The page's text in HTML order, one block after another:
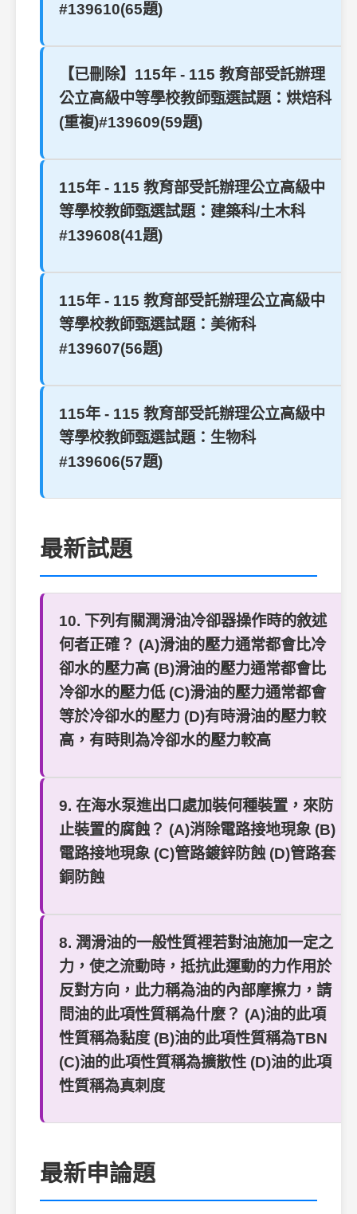
#139610(65題)
【已刪除】115年 - 115 教育部受託辦理
公立高級中等學校教師甄選試題：烘焙科
(重複)#139609(59題)
115年 - 115 教育部受託辦理公立高級中
等學校教師甄選試題：建築科/土木科
#139608(41題)
115年 - 115 教育部受託辦理公立高級中
等學校教師甄選試題：美術科
#139607(56題)
115年 - 115 教育部受託辦理公立高級中
等學校教師甄選試題：生物科
#139606(57題)
最新試題
10. 下列有關潤滑油冷卻器操作時的敘述
何者正確？ (A)滑油的壓力通常都會比冷
卻水的壓力高 (B)滑油的壓力通常都會比
冷卻水的壓力低 (C)滑油的壓力通常都會
等於冷卻水的壓力 (D)有時滑油的壓力較
高，有時則為冷卻水的壓力較高
9. 在海水泵進出口處加裝何種裝置，來防
止裝置的腐蝕？ (A)消除電路接地現象 (B)
電路接地現象 (C)管路鍍鋅防蝕 (D)管路套
銅防蝕
8. 潤滑油的一般性質裡若對油施加一定之
力，使之流動時，抵抗此運動的力作用於
反對方向，此力稱為油的內部摩擦力，請
問油的此項性質稱為什麼？ (A)油的此項
性質稱為黏度 (B)油的此項性質稱為TBN
(C)油的此項性質稱為擴散性 (D)油的此項
性質稱為真刺度
最新申論題